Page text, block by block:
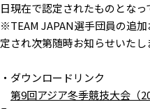
日現在で認定されたものとなっ
※TEAM JAPAN選手団員の追
定され次第随時お知らせいたし
・ダウンロードリンク
第9回アジア冬季競技大会（